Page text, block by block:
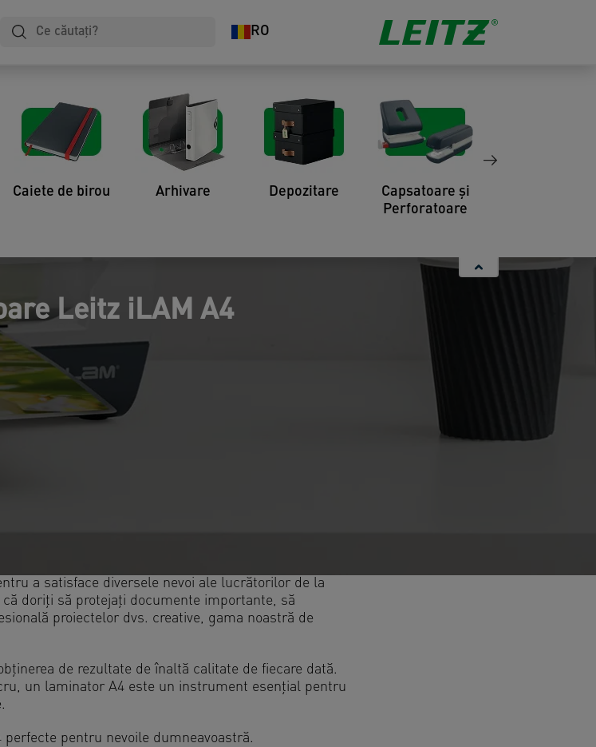
RO
Caiete de birou Arhivare Depozitare
Capsatoare și
Perforatoare
Leitz iLAM A4
a satisface diversele nevoi ale lucrătorilor de la
doriți să protejați documente importante, să
proiectelor dvs. creative, gama noastră de
de rezultate de înaltă calitate de fiecare dată.
un laminator A4 este un instrument esențial pentru
pentru nevoile dumneavoastră.